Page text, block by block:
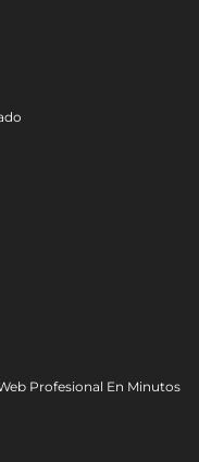
Profesional En Minutos